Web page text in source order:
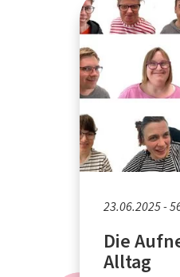
23.06.2025 -
Die
Alltag